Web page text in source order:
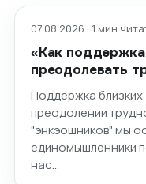
07.08.2026 · 1 мин
«Как поддержка
преодолевать
Поддержка
преодолении
"энкэошников" мы
единомышленники
нас…